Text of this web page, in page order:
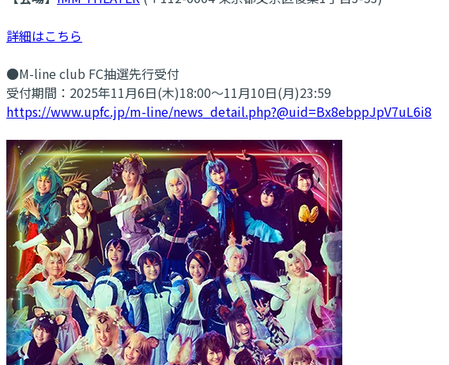
詳細はこちら
●M-line club FC抽選先行受付
受付期間：2025年11月6日(木)18:00～11月10日(月)23:59
https://www.upfc.jp/m-line/news_detail.php?@uid=Bx8ebppJpV7uL6i8